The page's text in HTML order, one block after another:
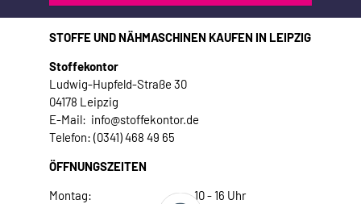
STOFFE UND NÄHMASCHINEN KAUFEN IN LEIPZIG
Stoffekontor
Ludwig-Hupfeld-Straße 30
04178 Leipzig
E-Mail: info@stoffekontor.de
Telefon: (0341) 468 49 65
ÖFFNUNGSZEITEN
Montag:
10 - 16 Uhr